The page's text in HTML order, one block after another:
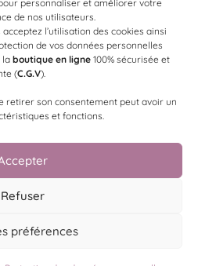
personnaliser et améliorer votre
de nos utilisateurs.
acceptez l’utilisation des cookies ainsi
de vos données personnelles
la boutique en ligne 100% sécurisée et
(C.G.V).
retirer son consentement peut avoir un
et fonctions.
Refuser
préférences
avec modération !
VIGNERONS LES
-Trésorier: Sébastien Bauser -
les-riceys.com
WEB3-DESIGN